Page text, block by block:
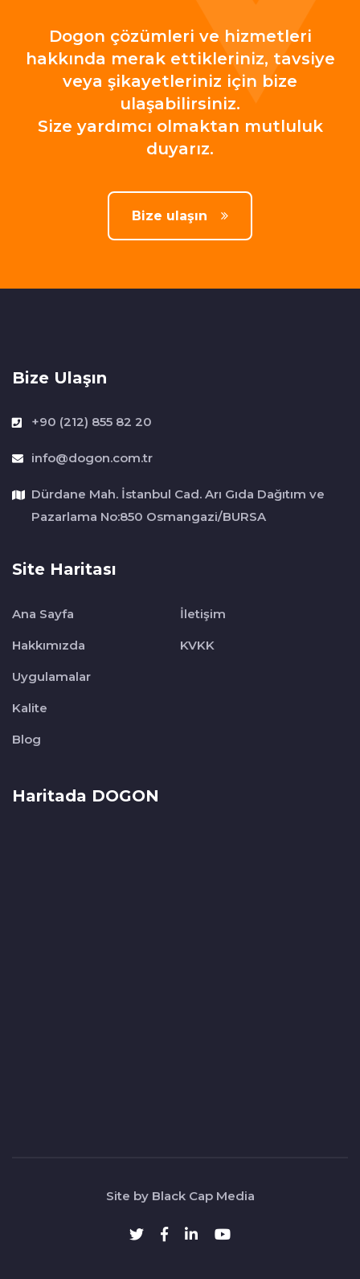
Dogon çözümleri ve hizmetleri
hakkında merak ettikleriniz, tavsiye
veya şikayetleriniz için bize
ulaşabilirsiniz.
Size yardımcı olmaktan mutluluk
duyarız.
Bize ulaşın
Bize Ulaşın
+90 (212) 855 82 20
info@dogon.com.tr
Dürdane Mah. İstanbul Cad. Arı Gıda Dağıtım ve
Pazarlama No:850 Osmangazi/BURSA
Site Haritası
Ana Sayfa
Hakkımızda
Uygulamalar
Kalite
Blog
İletişim
KVKK
Haritada DOGON
Site by Black Cap Media